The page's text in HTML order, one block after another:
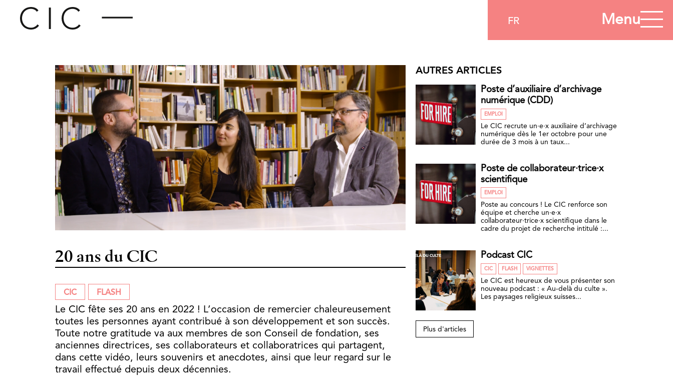
FR Menu
20 ans du CIC
CIC FLASH
Le CIC fête ses 20 ans en 2022 ! L’occasion de remercier chaleureusement
toutes les personnes ayant contribué à son développement et son succès.
Toute notre gratitude va aux membres de son Conseil de fondation, ses
anciennes directrices, ses collaborateurs et collaboratrices qui partagent,
dans cette vidéo, leurs souvenirs et anecdotes, ainsi que leur regard sur le
travail effectué depuis deux décennies.
AUTRES ARTICLES
Poste d’auxiliaire d’archivage
numérique (CDD)
EMPLOI
Le CIC recrute un·e·x auxiliaire d’archivage
numérique dès le 1er octobre pour une
durée de 3 mois à un taux...
Poste de collaborateur·trice·x
scientifique
EMPLOI
Poste au concours ! Le CIC renforce son
équipe et cherche un·e·x
collaborateur·trice·x scientifique dans le
cadre du projet de recherche intitulé :...
Podcast CIC
CIC FLASH VIGNETTES
Le CIC est heureux de vous présenter son
nouveau podcast : « Au-delà du culte ».
Les paysages religieux suisses...
Plus d'articles